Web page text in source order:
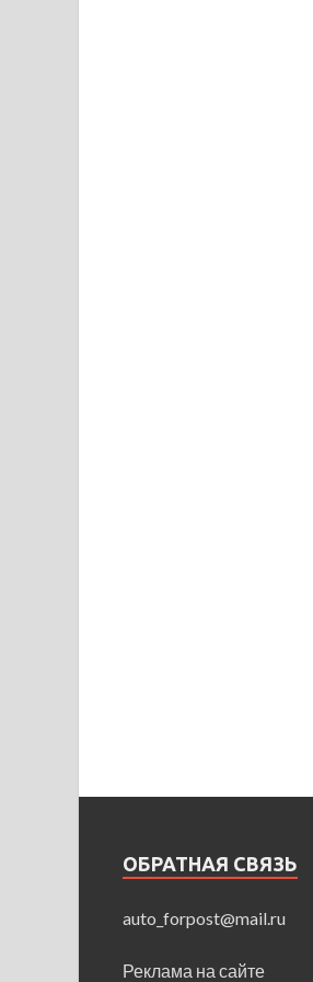
ОБРАТНАЯ СВЯЗЬ
auto_forpost@mail.ru
Реклама на сайте